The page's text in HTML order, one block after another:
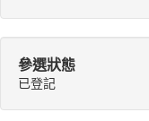
參選狀態
已登記